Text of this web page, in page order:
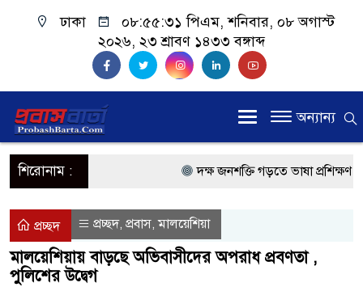
ঢাকা ০৮:৫৫:৩১ পিএম, শনিবার, ০৮ অগাস্ট
২০২৬, ২৩ শ্রাবণ ১৪৩৩ বঙ্গাব্দ
অন্যান্য
শিরোনাম : দক্ষ জনশক্তি গড়তে ভাষা প্রশিক্ষণ
প্রধানমন্ত্রী
প্রবাসী কল্যাণমন্ত্রী সিলেটের
প্রচ্ছদ প্রচ্ছদ, প্রবাস,মালয়েশিয়া
মালয়েশিয়ায় বাড়ছে অভিবাসীদের অপরাধ প্রবণতা ,
পুলিশের উদ্বেগ